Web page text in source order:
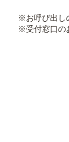
※お呼び出し
※受付窓口の